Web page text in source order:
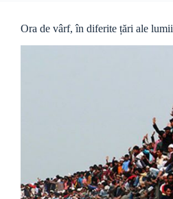
Ora de vârf, în diferite țări ale lumii